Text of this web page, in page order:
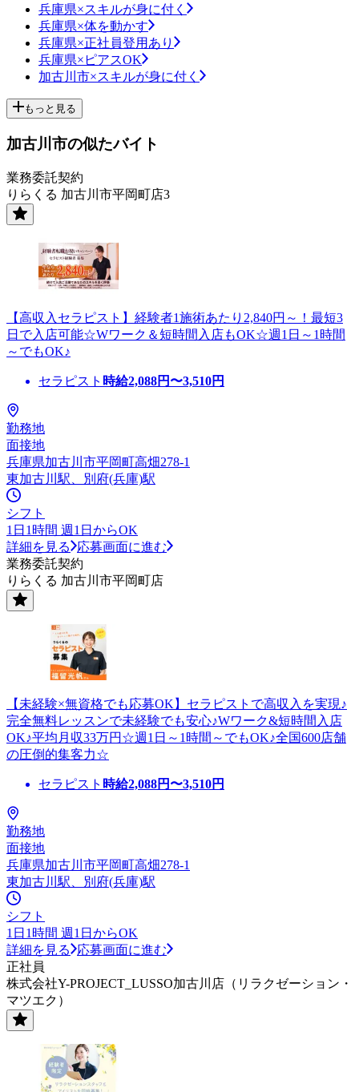
兵庫県×スキルが身に付く
兵庫県×体を動かす
兵庫県×正社員登用あり
兵庫県×ピアスOK
加古川市×スキルが身に付く
もっと見る
加古川市の似たバイト
業務委託契約
りらくる 加古川市平岡町店3
【高収入セラピスト】経験者1施術あたり2,840円～！最短3
日で入店可能☆Wワーク＆短時間入店もOK☆週1日～1時間
～でもOK♪
セラピスト 時給2,088円〜3,510円
勤務地
面接地
兵庫県加古川市平岡町高畑278-1
東加古川駅、別府(兵庫)駅
シフト
1日1時間 週1日からOK
詳細を見る
応募画面に進む
業務委託契約
りらくる 加古川市平岡町店
【未経験×無資格でも応募OK】セラピストで高収入を実現♪
完全無料レッスンで未経験でも安心♪Wワーク&短時間入店
OK♪平均月収33万円☆週1日～1時間～でもOK♪全国600店舗
の圧倒的集客力☆
セラピスト 時給2,088円〜3,510円
勤務地
面接地
兵庫県加古川市平岡町高畑278-1
東加古川駅、別府(兵庫)駅
シフト
1日1時間 週1日からOK
詳細を見る
応募画面に進む
正社員
株式会社Y-PROJECT_LUSSO加古川店（リラクゼーション・
マツエク）